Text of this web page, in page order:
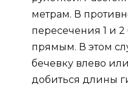
метрам. В
пересечения 1 и
прямым. В этом
бечевку влево
добиться длины